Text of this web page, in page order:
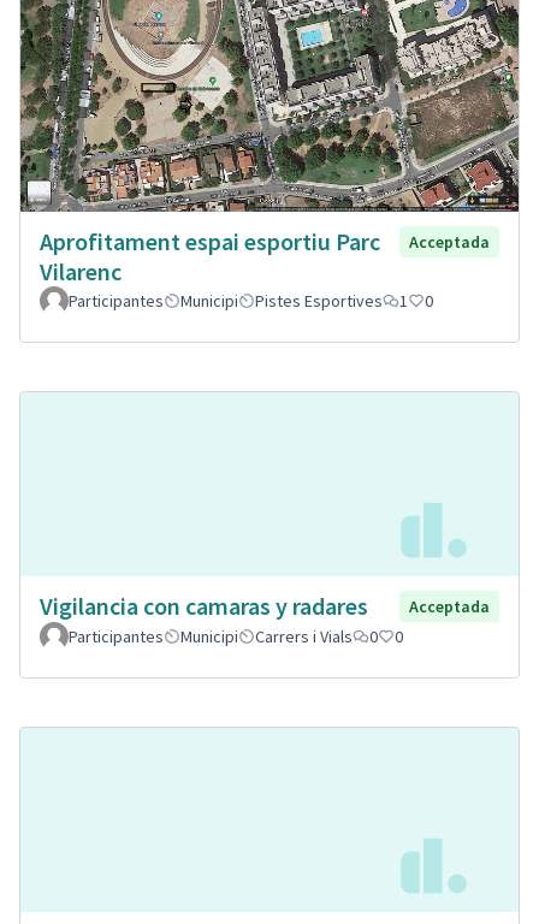
Aprofitament espai esportiu Parc
Vilarenc
Acceptada
Participantes Municipi Pistes Esportives 1 0
Vigilancia con camaras y radares
Acceptada
Participantes
Municipi Carrers i Vials 0 0